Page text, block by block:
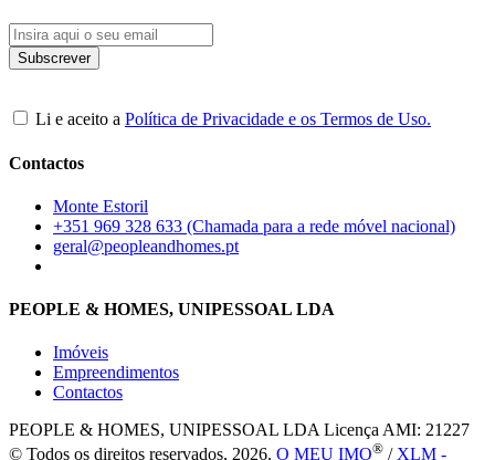
Li e aceito a Política de Privacidade e os Termos de Uso.
Contactos
Monte Estoril
+351 969 328 633 (Chamada para a rede móvel nacional)
geral@peopleandhomes.pt
PEOPLE & HOMES, UNIPESSOAL LDA
Imóveis
Empreendimentos
Contactos
PEOPLE & HOMES, UNIPESSOAL LDA Licença AMI: 21227
© Todos os direitos reservados, 2026. O MEU IMO® /XLM -